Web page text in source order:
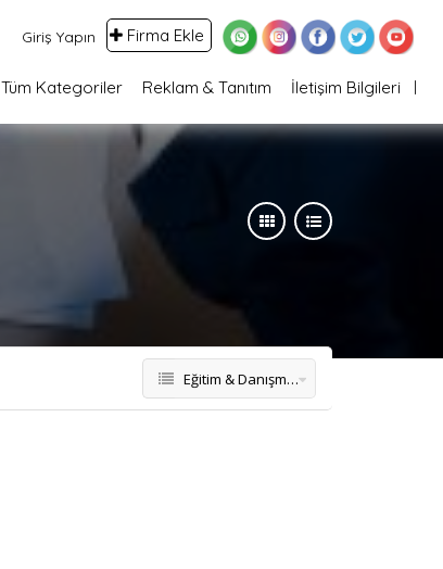
Giriş Yapın Firma Ekle
Tüm Kategoriler Reklam & Tanıtım İletişim Bilgileri
Eğitim & Danışmanlık